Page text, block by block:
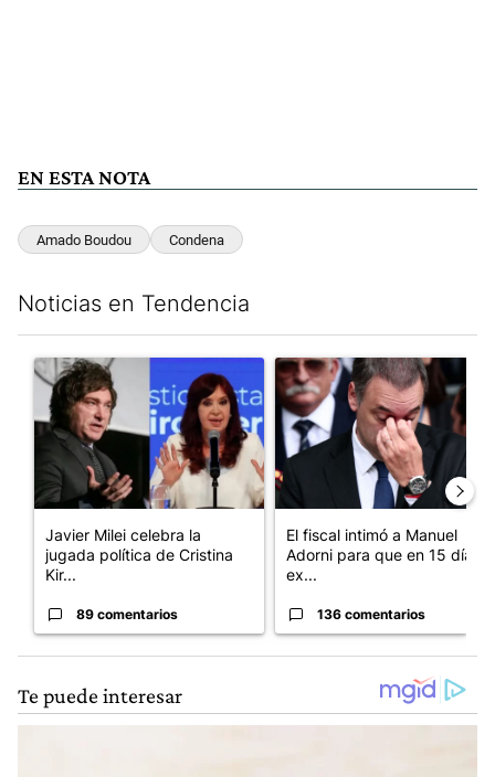
EN ESTA NOTA
Amado Boudou Condena
Noticias en Tendencia
Un artículo de tendencia con el título "Javier Milei celebra la
Javier Milei celebra la
jugada política de Cristina
Kir...
89 comentarios
Un artículo de tendencia con
El fiscal intimó a Manuel
Adorni para que en 15 días
ex...
136 comentarios